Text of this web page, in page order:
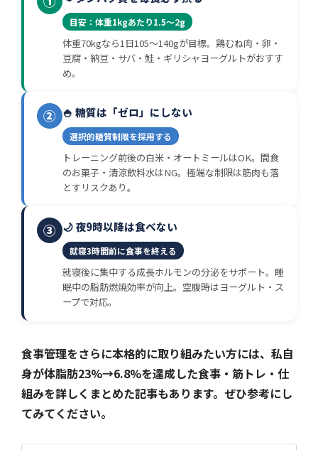
目安：体重1kgあたり1.5〜2g
体重70kgなら1日105〜140gが目標。鶏むね肉・卵・
豆腐・納豆・サバ・鮭・ギリシャヨーグルトがおすす
め。
② 🍚 糖質は「ゼロ」にしない
選択的糖質制限を採用する
トレーニング前後の白米・オートミールはOK。間食
のお菓子・清涼飲料水はNG。極端な制限は筋肉も落
とすリスクあり。
③ 🌙 夜9時以降は食べない
就寝3時間前に食事を終える
就寝後に集中する成長ホルモンの分泌をサポート。睡
眠中の脂肪燃焼効率が向上。空腹時はヨーグルト・ス
ープで対応。
食事管理をさらに本格的に取り組みたい方には、私自
身が体脂肪23%→6.8%を達成した食事・筋トレ・仕
組みを詳しくまとめた記事もあります。ぜひ参考にし
てみてください。